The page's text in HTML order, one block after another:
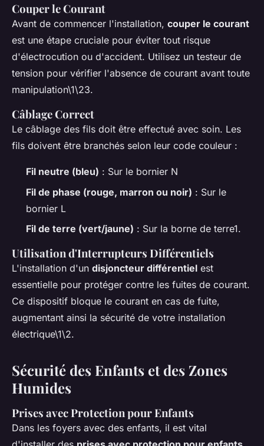
Couper le Courant
Avant de commencer l'installation, couper le courant
est une étape cruciale pour éviter tout risque
d'électrocution ou d'accident. Utilisez un testeur de
tension pour vérifier l'absence de courant avant toute
manipulation\1\23.
Câblage Correct
Le câblage des fils doit être effectué avec soin. Les
fils doivent être branchés selon leur code couleur :
Fil neutre (bleu) : Sur le bornier N
Fil de phase (rouge, marron ou noir) : Sur le
bornier L
Fil de terre (vert/jaune) : Sur la borne de terre1.
Utilisation d'Interrupteurs Différentiels
L'installation d'un disjoncteur différentiel est
essentielle pour protéger contre les fuites de courant.
Ce dispositif bloque le courant en cas de fuite,
augmentant ainsi la sécurité de votre installation
électrique\1\2.
Sécurité des Enfants et des Zones
Humides
Prises avec Protection pour Enfants
Dans les foyers avec des enfants, il est vital